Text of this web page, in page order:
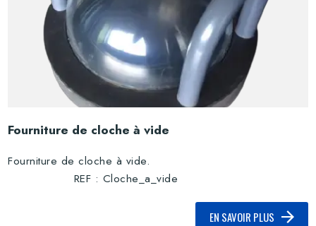
Fourniture de cloche à vide
Fourniture de cloche à vide.
REF : Cloche_a_vide
EN SAVOIR PLUS